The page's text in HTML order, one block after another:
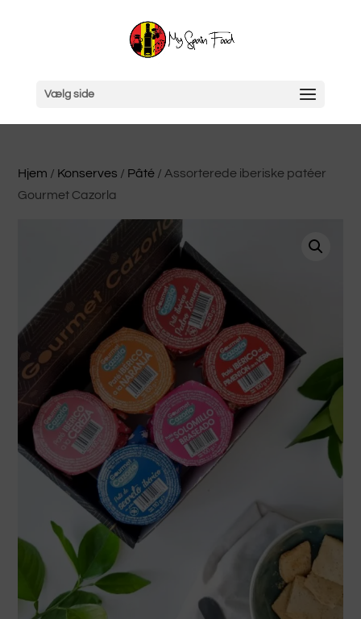
Vælg side
Hjem / Konserves / Pâté / Assorterede iberiske patéer
Gourmet Cazorla